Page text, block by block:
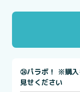
㉔パラボ！ ※購
見せください